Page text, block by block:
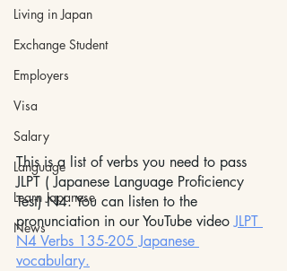
Living in Japan
Exchange Student
Employers
Visa
Salary
Language
Learn Japanese
News
This is a list of verbs you need to pass
JLPT ( Japanese Language Proficiency
Test) N4. You can listen to the
pronunciation in our YouTube video JLPT
N4 Verbs 135-205 Japanese
vocabulary.